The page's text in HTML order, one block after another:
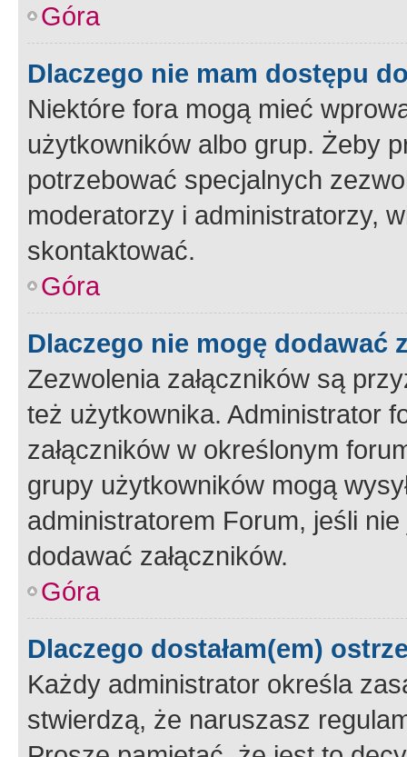
Góra
Dlaczego nie mam dostępu
Niektóre fora mogą mieć
użytkowników albo grup. Żeby
potrzebować specjalnych
moderatorzy i administratorzy,
skontaktować.
Góra
Dlaczego nie mogę dodawać
Zezwolenia załączników są
też użytkownika. Administrator
załączników w określonym
grupy użytkowników mogą
administratorem Forum, jeśli
dodawać załączników.
Góra
Dlaczego dostałam(em)
Każdy administrator określa
stwierdzą, że naruszasz